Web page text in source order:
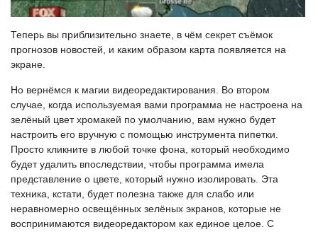
Теперь вы приблизительно знаете, в чём секрет съёмок
прогнозов новостей, и каким образом карта появляется на
экране.
Но вернёмся к магии видеоредактирования. Во втором
случае, когда используемая вами программа не настроена на
зелёный цвет хромакей по умолчанию, вам нужно будет
настроить его вручную с помощью инструмента пипетки.
Просто кликните в любой точке фона, который необходимо
будет удалить впоследствии, чтобы программа имела
представление о цвете, который нужно изолировать. Эта
техника, кстати, будет полезна также для слабо или
неравномерно освещённых зелёных экранов, которые не
воспринимаются видеоредактором как единое целое. С